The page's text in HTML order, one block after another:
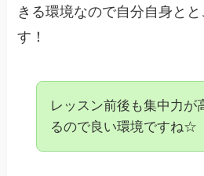
きる環境なので自分自身と
す！
レッスン前後も集中力が
るので良い環境ですね☆